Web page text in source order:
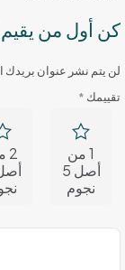
كن أول من
لن يتم نشر عنوان بريدك
تقييمك *
1 من
أصل 5
نجوم